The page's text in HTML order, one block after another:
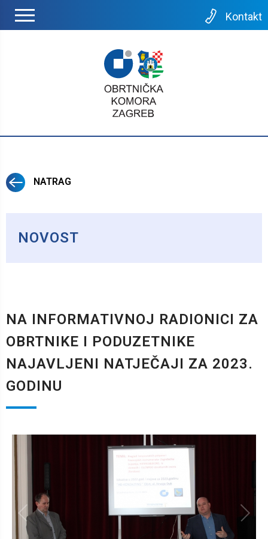
Kontakt
NATRAG
NOVOST
NA INFORMATIVNOJ RADIONICI ZA
OBRTNIKE I PODUZETNIKE
NAJAVLJENI NATJEČAJI ZA 2023.
GODINU